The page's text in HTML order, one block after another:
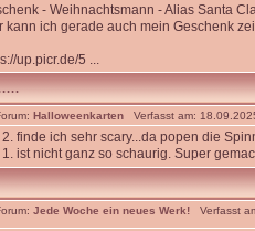
- Weihnachtsmann - Alias Santa
kann ich gerade auch mein Geschenk
up.picr.de/5 ...
Halloweenkarten Verfasst am:
2. finde ich sehr scary...da popen die
1. ist nicht ganz so schaurig. Super
Jede Woche ein neues Werk! Verfasst